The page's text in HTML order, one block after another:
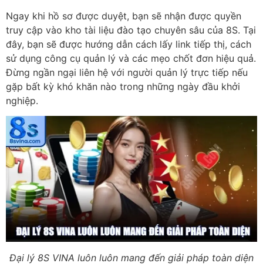
Ngay khi hồ sơ được duyệt, bạn sẽ nhận được quyền
truy cập vào kho tài liệu đào tạo chuyên sâu của 8S. Tại
đây, bạn sẽ được hướng dẫn cách lấy link tiếp thị, cách
sử dụng công cụ quản lý và các mẹo chốt đơn hiệu quả.
Đừng ngần ngại liên hệ với người quản lý trực tiếp nếu
gặp bất kỳ khó khăn nào trong những ngày đầu khởi
nghiệp.
Đại lý 8S VINA luôn luôn mang đến giải pháp toàn diện